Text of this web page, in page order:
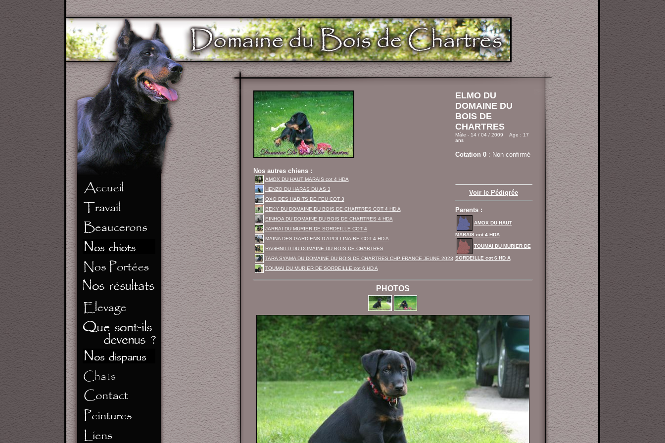
Nos autres chiens :
AMOX DU HAUT MARAIS cot 4 HDA
HENZO DU HARAS DU AS 3
OXO DES HABITS DE FEU COT 3
BEKY DU DOMAINE DU BOIS DE CHARTRES COT 4 HD A
EINHOA DU DOMAINE DU BOIS DE CHARTRES 4 HDA
JARRAI DU MURIER DE SORDEILLE COT 4
MAINA DES GARDIENS D APOLLINAIRE COT 4 HD A
RAGHNILD DU DOMAINE DU BOIS DE CHARTRES
TARA SYAMA DU DOMAINE DU BOIS DE CHARTRES CHP FRANCE JEUNE 2023
TOUMAI DU MURIER DE SORDEILLE cot 6 HD A
ELMO DU
DOMAINE DU
BOIS DE
CHARTRES
Mâle - 14 / 04 / 2009 Age : 17
ans
Cotation 0: Non confirmé
Voir le Pédigrée
Parents :
AMOX DU HAUT
MARAIS cot 4 HDA
TOUMAI DU MURIER DE
SORDEILLE cot 6 HD A
PHOTOS